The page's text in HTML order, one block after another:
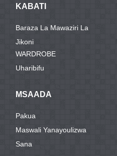
KABATI
Baraza La Mawaziri La
Jikoni
WARDROBE
Uharibifu
MSAADA
Pakua
Maswali Yanayoulizwa
Sana